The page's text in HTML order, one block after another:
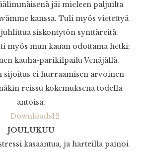
jäi mieleen paljuilta
kanssa. Tuli myös vietettyä
siskontytön synttäreitä.
myös mun kauan odottama hetki;
kauha-parikilpailu Venäjällä.
sijoitus ei hurraamisen arvoinen
reissu kokemuksena todella
antoisa.
JOULUKUU
kasaantua, ja harteilla painoi